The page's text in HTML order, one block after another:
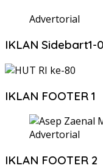
Advertorial
IKLAN Sidebart1-
IKLAN FOOTER 1
Advertorial
IKLAN FOOTER 2